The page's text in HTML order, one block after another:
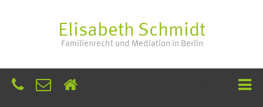
Elisabeth Schmidt
Familienrecht und Mediation in Berlin